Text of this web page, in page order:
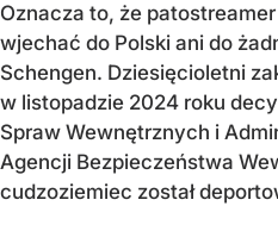
Oznacza to, że
wjechać do Polski ani do
Schengen. Dziesięcioletni
w listopadzie 2024 roku
Spraw Wewnętrznych i
Agencji Bezpieczeństwa
cudzoziemiec został